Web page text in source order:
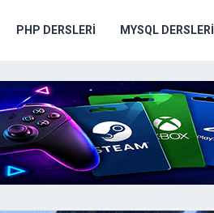
PHP DERSLERI MYSQL DERSLERI